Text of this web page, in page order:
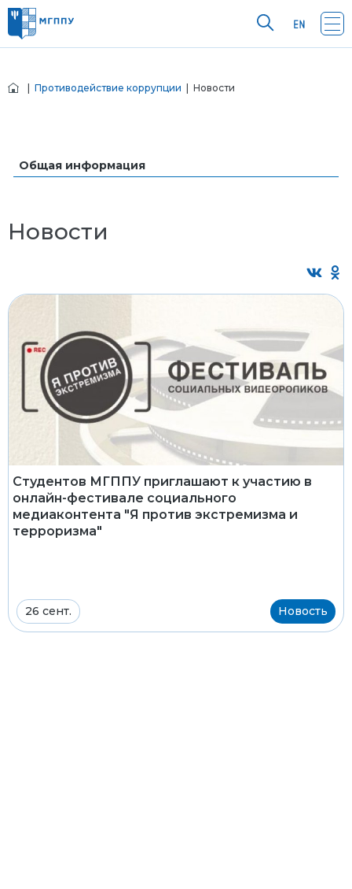
Противодействие коррупции | Новости
Общая информация
Новости
Студентов МГППУ приглашают к участию в
онлайн-фестивале социального
медиаконтента "Я против экстремизма и
терроризма"
26 сент. Новость